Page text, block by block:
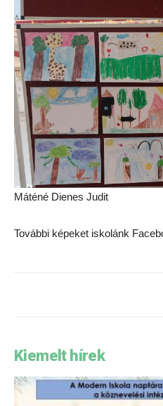
Máténé Dienes Judit
További képeket iskolánk
Kiemelt hírek